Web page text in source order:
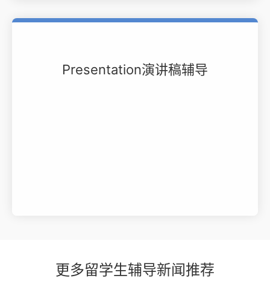
Presentation演讲稿辅导
更多留学生辅导新闻推荐